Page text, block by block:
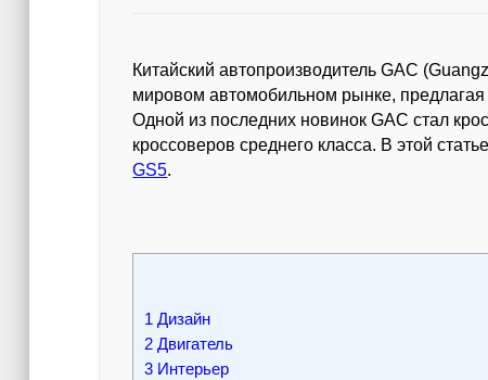
Китайский автопроизводитель GAC
мировом автомобильном рынке,
Одной из последних новинок GAC стал
кроссоверов среднего класса. В этой
GS5.
1 Дизайн
2 Двигатель
3 Интерьер